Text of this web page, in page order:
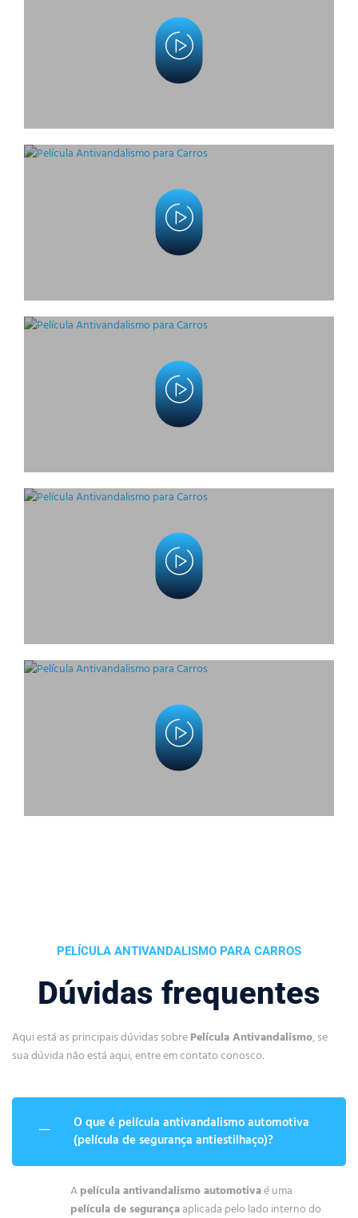
PELÍCULA ANTIVANDALISMO PARA CARROS
Dúvidas frequentes
Aqui está as principais dúvidas sobrePelícula Antivandalismo, se
sua dúvida não está aqui, entre em contato conosco.
O que é película antivandalismo automotiva
(película de segurança antiestilhaço)?
Apelícula antivandalismo automotivaé uma
película de segurançaaplicada pelo lado interno do